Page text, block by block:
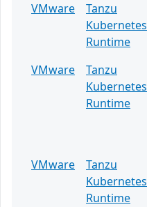
VMware
Tanzu
Kubernetes
Runtime
VMware
Tanzu
Kubernetes
Runtime
VMware
Tanzu
Kubernetes
Runtime